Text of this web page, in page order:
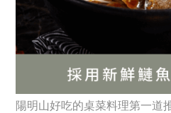
陽明山好吃的桌菜料理第一道